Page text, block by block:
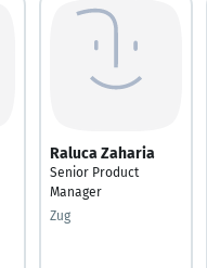
Raluca Zaharia
Senior Product
Manager
Zug